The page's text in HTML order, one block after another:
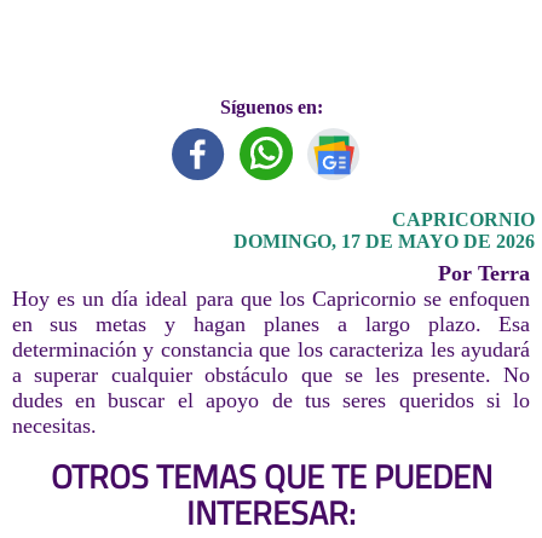
Síguenos en:
CAPRICORNIO
DOMINGO, 17 DE MAYO DE 2026
Por Terra
Hoy es un día ideal para que los Capricornio se enfoquen
en sus metas y hagan planes a largo plazo. Esa
determinación y constancia que los caracteriza les ayudará
a superar cualquier obstáculo que se les presente. No
dudes en buscar el apoyo de tus seres queridos si lo
necesitas.
OTROS TEMAS QUE TE PUEDEN
INTERESAR: